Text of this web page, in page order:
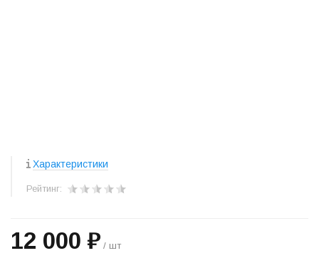
Характеристики
Рейтинг:
12 000 ₽ / шт